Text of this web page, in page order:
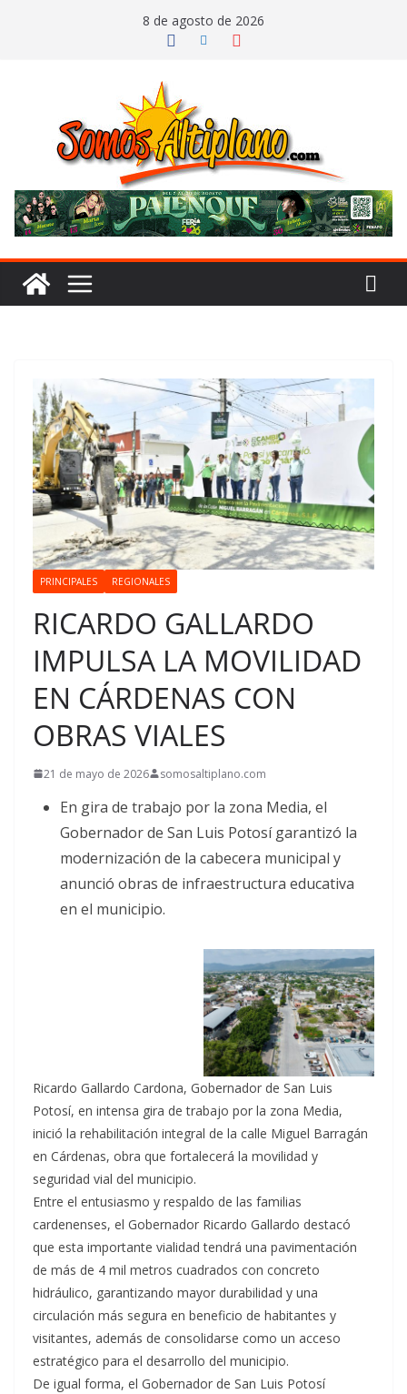
8 de agosto de 2026
PRINCIPALES REGIONALES
RICARDO GALLARDO
IMPULSA LA MOVILIDAD
EN CÁRDENAS CON
OBRAS VIALES
21 de mayo de 2026 somosaltiplano.com
En gira de trabajo por la zona Media, el
Gobernador de San Luis Potosí garantizó la
modernización de la cabecera municipal y
anunció obras de infraestructura educativa
en el municipio.
Ricardo Gallardo Cardona, Gobernador de San Luis
Potosí, en intensa gira de trabajo por la zona Media,
inició la rehabilitación integral de la calle Miguel Barragán
en Cárdenas, obra que fortalecerá la movilidad y
seguridad vial del municipio.
Entre el entusiasmo y respaldo de las familias
cardenenses, el Gobernador Ricardo Gallardo destacó
que esta importante vialidad tendrá una pavimentación
de más de 4 mil metros cuadrados con concreto
hidráulico, garantizando mayor durabilidad y una
circulación más segura en beneficio de habitantes y
visitantes, además de consolidarse como un acceso
estratégico para el desarrollo del municipio.
De igual forma, el Gobernador de San Luis Potosí